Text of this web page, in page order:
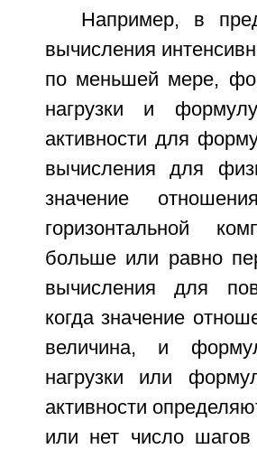
Например, в
вычисления
по меньшей мере,
нагрузки и
активности для
вычисления для
значение
горизонтальной
больше или равно
вычисления для
когда значение
величина, и
нагрузки или
активности
или нет число